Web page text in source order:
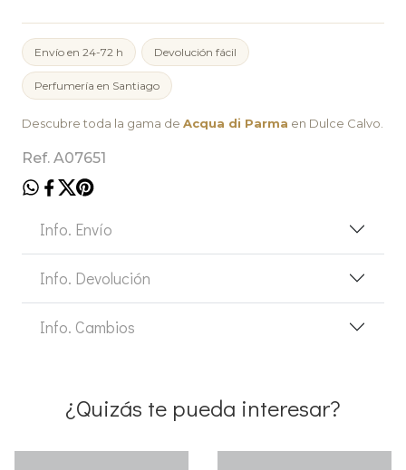
Envío en 24-72 h Devolución fácil
Perfumería en Santiago
Descubre toda la gama de Acqua di Parma en Dulce Calvo.
Ref. A07651
Info. Envío
Info. Devolución
Info. Cambios
¿Quizás te pueda interesar?